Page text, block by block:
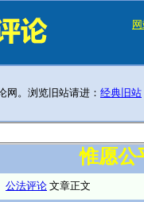
网。浏览旧站请进： 经典旧站
惟愿公
公法评论 文章正文